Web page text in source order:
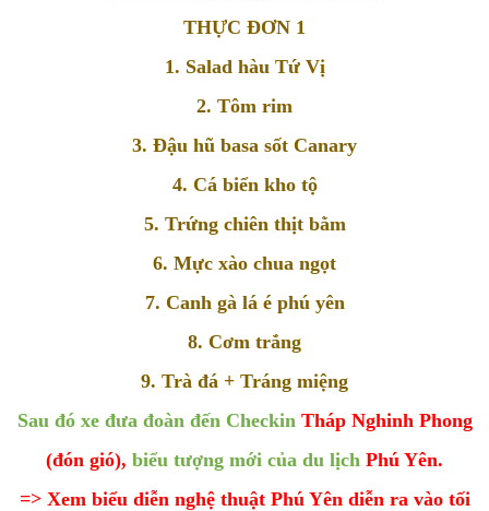
THỰC ĐƠN 1
1. Salad hàu Tứ Vị
2. Tôm rim
3. Đậu hũ basa sốt Canary
4. Cá biển kho tộ
5. Trứng chiên thịt bằm
6. Mực xào chua ngọt
7. Canh gà lá é phú yên
8. Cơm trắng
9. Trà đá + Tráng miệng
Sau đó xe đưa đoàn đến Checkin Tháp Nghinh Phong
(đón gió), biểu tượng mới của du lịch Phú Yên.
=> Xem biểu diễn nghệ thuật Phú Yên diễn ra vào tối